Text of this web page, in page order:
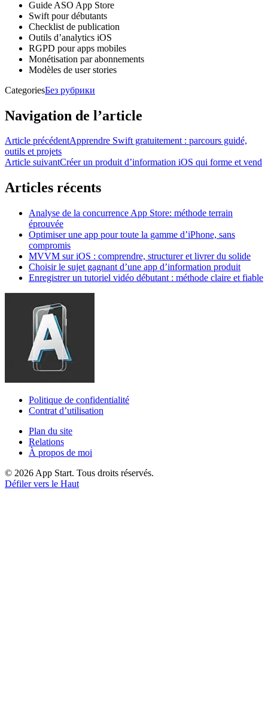
Guide ASO App Store
Swift pour débutants
Checklist de publication
Outils d’analytics iOS
RGPD pour apps mobiles
Monétisation par abonnements
Modèles de user stories
CategoriesБез рубрики
Navigation de l’article
Article précédentApprendre Swift gratuitement : parcours guidé,
outils et projets
Article suivantCréer un produit d’information iOS qui forme et vend
Articles récents
Analyse de la concurrence App Store: méthode terrain
éprouvée
Optimiser une app pour toute la gamme d’iPhone, sans
compromis
MVVM sur iOS : comprendre, structurer et livrer du solide
Choisir le sujet gagnant d’une app d’information produit
Enregistrer un tutoriel vidéo débutant : méthode claire et fiable
Politique de confidentialité
Contrat d’utilisation
Plan du site
Relations
À propos de moi
© 2026 App Start. Tous droits réservés.
Défiler vers le Haut